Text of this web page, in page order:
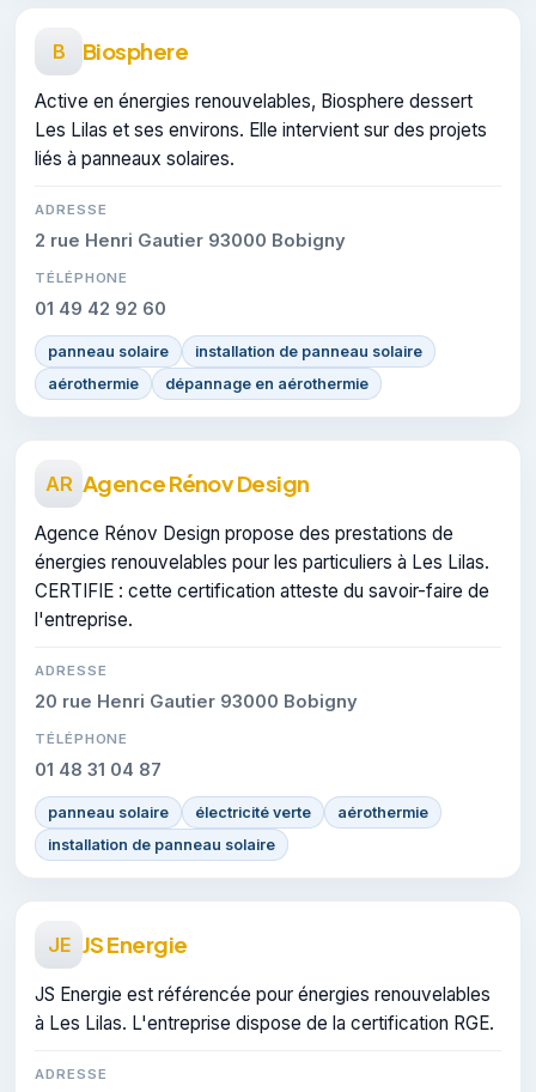
B Biosphere
Active en énergies renouvelables, Biosphere dessert
Les Lilas et ses environs. Elle intervient sur des projets
liés à panneaux solaires.
ADRESSE
2 rue Henri Gautier 93000 Bobigny
TÉLÉPHONE
01 49 42 92 60
panneau solaire
installation de panneau solaire
aérothermie
dépannage en aérothermie
AR Agence Rénov Design
Agence Rénov Design propose des prestations de
énergies renouvelables pour les particuliers à Les Lilas.
CERTIFIE : cette certification atteste du savoir-faire de
l'entreprise.
ADRESSE
20 rue Henri Gautier 93000 Bobigny
TÉLÉPHONE
01 48 31 04 87
panneau solaire électricité verte
aérothermie
installation de panneau solaire
JE JS Energie
JS Energie est référencée pour énergies renouvelables
à Les Lilas. L'entreprise dispose de la certification RGE.
ADRESSE